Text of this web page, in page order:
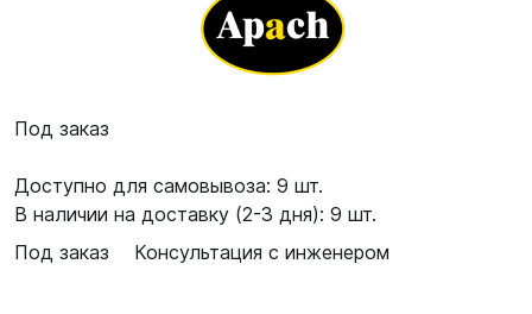
Под заказ
Доступно для самовывоза: 9 шт.
В наличии на доставку (2-3 дня): 9 шт.
Под заказ
Консультация с инженером